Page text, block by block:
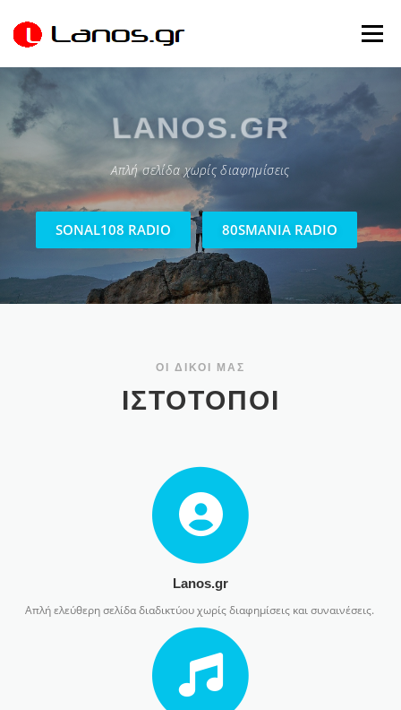
στο
περιεχόμενο
Μενού
ΙΣΤΟΤΟΠΟΙ GALLERY
80SMANIA SONAL 108
LANOS.GR
Απλή σελίδα χωρίς διαφημίσεις
SONAL108 RADIO 80SMANIA RADIO
ΟΙ ΔΙΚΟΙ ΜΑΣ
ΙΣΤΟΤΟΠΟΙ
Lanos.gr
Απλή ελεύθερη σελίδα διαδικτύου χωρίς διαφημίσεις και συναινέσεις.